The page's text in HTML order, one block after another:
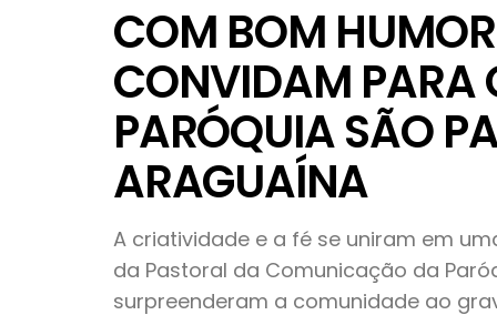
COM BOM
CONVIDAM PARA
PARÓQUIA SÃO
ARAGUAÍNA
A criatividade e a fé se uniram em
da Pastoral da Comunicação da
surpreenderam a comunidade ao